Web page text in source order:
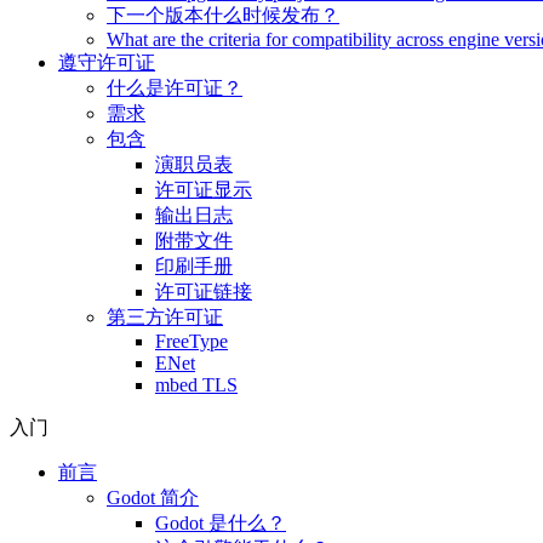
下一个版本什么时候发布？
What are the criteria for compatibility across engine
遵守许可证
什么是许可证？
需求
包含
演职员表
许可证显示
输出日志
附带文件
印刷手册
许可证链接
第三方许可证
FreeType
ENet
mbed TLS
入门
前言
Godot 简介
Godot 是什么？